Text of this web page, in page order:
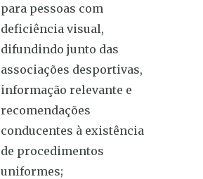
para pessoas com
deficiência visual,
difundindo junto das
associações desportivas,
informação relevante e
recomendações
conducentes à existência
de procedimentos
uniformes;